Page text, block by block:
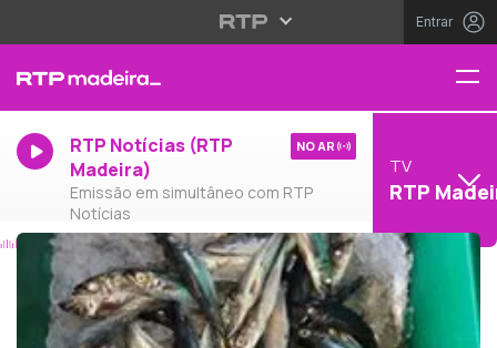
Entrar
RTP Notícias (RTP
Madeira)
Emissão em simultâneo com RTP
Notícias
NO AR
TV
RTP